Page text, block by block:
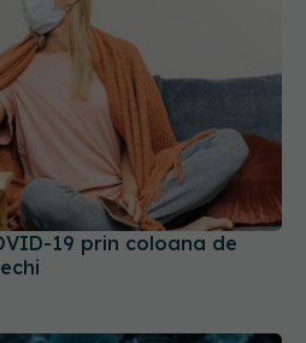
19 prin coloana de